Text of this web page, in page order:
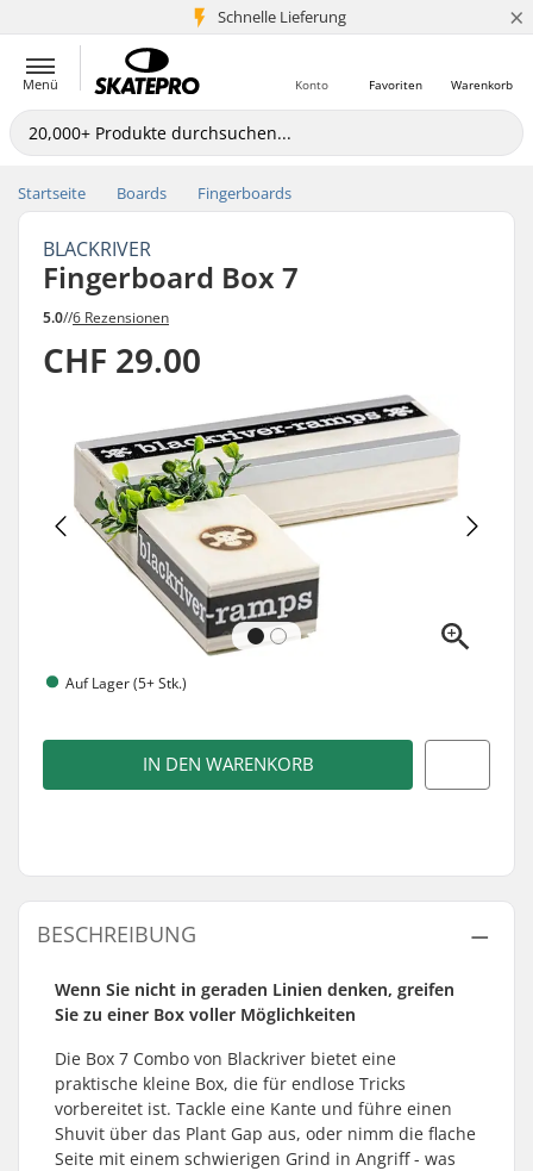
Schnelle Lieferung
5+ Mio. Kunden ×
Menü Warenkorb
Favoriten
Konto
Startseite Boards Fingerboards
BLACKRIVER
Fingerboard Box 7
5.0//6 Rezensionen
CHF 29.00
Auf Lager (5+ Stk.)
IN DEN WARENKORB
BESCHREIBUNG
Wenn Sie nicht in geraden Linien denken, greifen
Sie zu einer Box voller Möglichkeiten
Die Box 7 Combo von Blackriver bietet eine
praktische kleine Box, die für endlose Tricks
vorbereitet ist. Tackle eine Kante und führe einen
Shuvit über das Plant Gap aus, oder nimm die flache
Seite mit einem schwierigen Grind in Angriff - was